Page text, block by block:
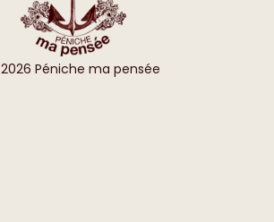
2026 Péniche ma pensée